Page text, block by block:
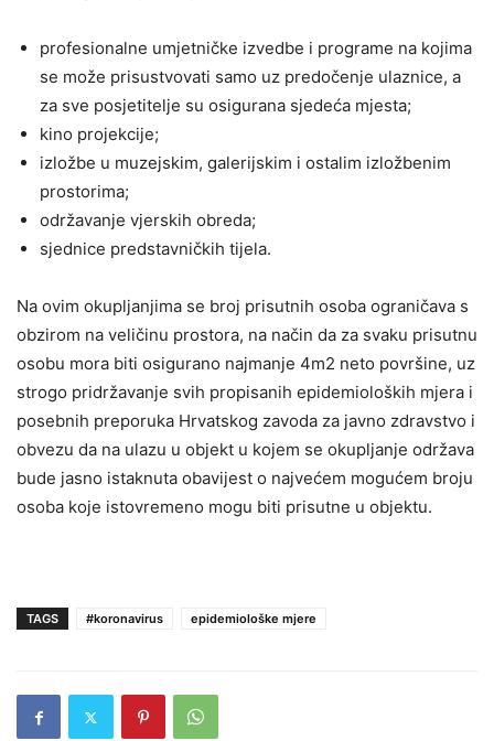
profesionalne umjetničke izvedbe i programe na kojima
se može prisustvovati samo uz predočenje ulaznice, a
za sve posjetitelje su osigurana sjedeća mjesta;
kino projekcije;
izložbe u muzejskim, galerijskim i ostalim izložbenim
prostorima;
održavanje vjerskih obreda;
sjednice predstavničkih tijela.
Na ovim okupljanjima se broj prisutnih osoba ograničava s
obzirom na veličinu prostora, na način da za svaku prisutnu
osobu mora biti osigurano najmanje 4m2 neto površine, uz
strogo pridržavanje svih propisanih epidemioloških mjera i
posebnih preporuka Hrvatskog zavoda za javno zdravstvo i
obvezu da na ulazu u objekt u kojem se okupljanje održava
bude jasno istaknuta obavijest o najvećem mogućem broju
osoba koje istovremeno mogu biti prisutne u objektu.
TAGS #koronavirus epidemiološke mjere